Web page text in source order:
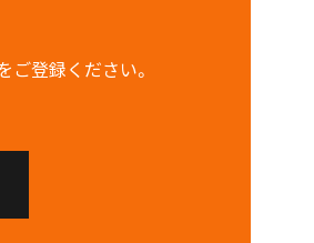
登録ください。